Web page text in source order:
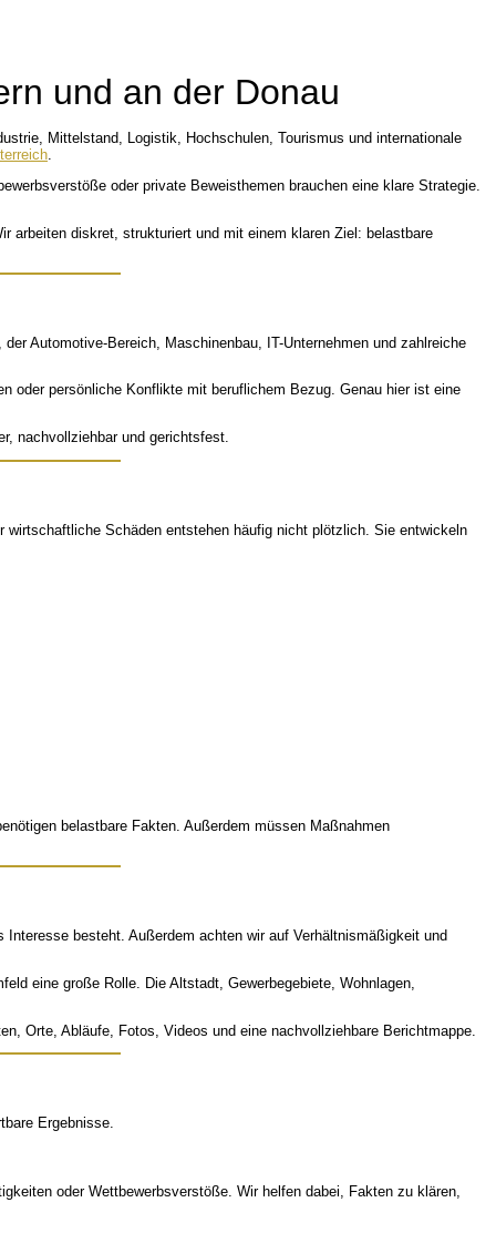
und an der Donau
Mittelstand, Logistik, Hochschulen, Tourismus und internationale
.
oder private Beweisthemen brauchen eine klare Strategie.
arbeiten diskret, strukturiert und mit einem klaren Ziel: belastbare
Automotive-Bereich, Maschinenbau, IT-Unternehmen und zahlreiche
oder persönliche Konflikte mit beruflichem Bezug. Genau hier ist eine
nachvollziehbar und gerichtsfest.
Schäden entstehen häufig nicht plötzlich. Sie entwickeln
belastbare Fakten. Außerdem müssen Maßnahmen
besteht. Außerdem achten wir auf Verhältnismäßigkeit und
eine große Rolle. Die Altstadt, Gewerbegebiete, Wohnlagen,
Orte, Abläufe, Fotos, Videos und eine nachvollziehbare Berichtmappe.
Ergebnisse.
oder Wettbewerbsverstöße. Wir helfen dabei, Fakten zu klären,